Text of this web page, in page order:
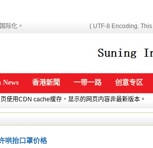
际化。 ( UTF-8 Encoding.
News 香港新聞 一带一路 创意专区
使用CDN cache缓存，显示的网页内容非最新版本。
哄抬口罩价格